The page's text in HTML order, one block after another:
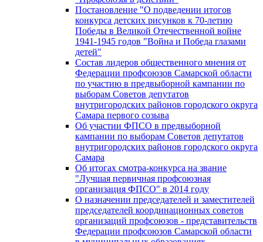
Постановление "О подведении итогов
конкурса детских рисунков к 70-летию
Победы в Великой Отечественной войне
1941-1945 годов "Война и Победа глазами
детей"
Состав лидеров общественного мнения от
Федерации профсоюзов Самарской области
по участию в предвыборной кампании по
выборам Советов депутатов
внутригородских районов городского округа
Самара первого созыва
Об участии ФПСО в предвыборной
кампании по выборам Советов депутатов
внутригородских районов городского округа
Самара
Об итогах смотра-конкурса на звание
"Лучшая первичная профсоюзная
организация ФПСО" в 2014 году
О назначении председателей и заместителей
председателей координационных советов
организаций профсоюзов - представительств
Федерации профсоюзов Самарской области